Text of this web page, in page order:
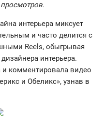
интерьера миксует
и часто делится с
Reels, обыгрывая
интерьера.
и комментировала видео
и Обеликс», узнав в